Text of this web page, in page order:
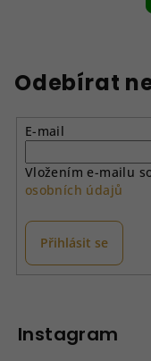
Odebírat
E-mail
Vložením e-mailu
osobních údajů
Přihlásit se
Instagram